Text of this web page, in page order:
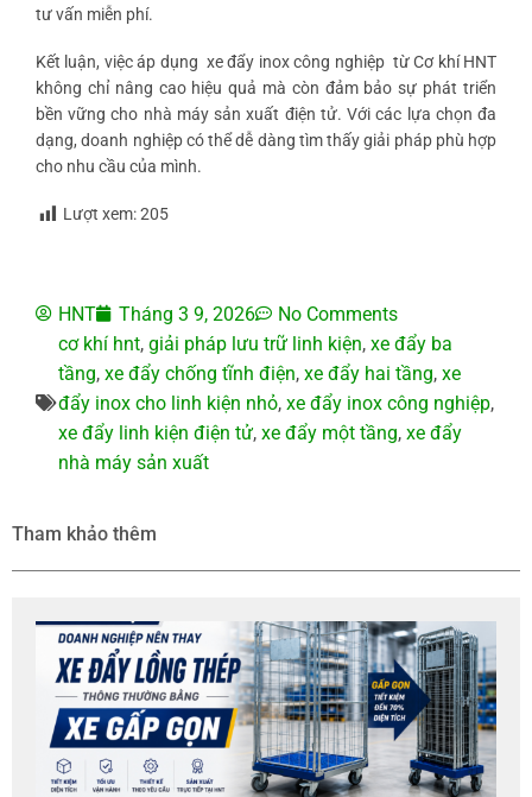
tư vấn miễn phí.
Kết luận, việc áp dụng xe đẩy inox công nghiệp từ Cơ khí HNT
không chỉ nâng cao hiệu quả mà còn đảm bảo sự phát triển
bền vững cho nhà máy sản xuất điện tử. Với các lựa chọn đa
dạng, doanh nghiệp có thể dễ dàng tìm thấy giải pháp phù hợp
cho nhu cầu của mình.
Lượt xem:205
HNT Tháng 3 9, 2026
No Comments
cơ khí hnt, giải pháp lưu trữ linh kiện, xe đẩy ba
tầng, xe đẩy chống tĩnh điện, xe đẩy hai tầng, xe
đẩy inox cho linh kiện nhỏ, xe đẩy inox công nghiệp,
xe đẩy linh kiện điện tử, xe đẩy một tầng, xe đẩy
nhà máy sản xuất
Tham khảo thêm